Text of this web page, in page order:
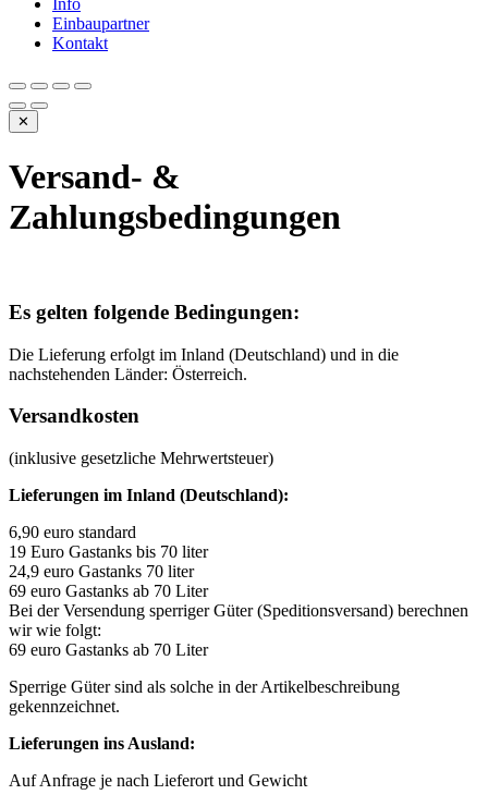
Info
Einbaupartner
Kontakt
✕
Versand- &
Zahlungsbedingungen
Es gelten folgende Bedingungen:
Die Lieferung erfolgt im Inland (Deutschland) und in die
nachstehenden Länder: Österreich.
Versandkosten
(inklusive gesetzliche Mehrwertsteuer)
Lieferungen im Inland (Deutschland):
6,90 euro standard
19 Euro Gastanks bis 70 liter
24,9 euro Gastanks 70 liter
69 euro Gastanks ab 70 Liter
Bei der Versendung sperriger Güter (Speditionsversand) berechnen
wir wie folgt:
69 euro Gastanks ab 70 Liter
Sperrige Güter sind als solche in der Artikelbeschreibung
gekennzeichnet.
Lieferungen ins Ausland:
Auf Anfrage je nach Lieferort und Gewicht